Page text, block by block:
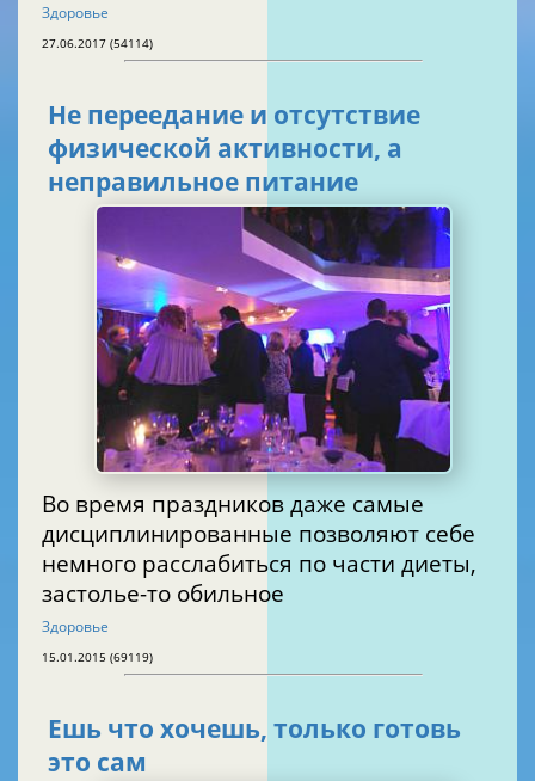
Здоровье
27.06.2017 (54114)
Не переедание и отсутствие
физической активности, а
неправильное питание
Во время праздников даже самые
дисциплинированные позволяют себе
немного расслабиться по части диеты,
застолье-то обильное
Здоровье
15.01.2015 (69119)
Ешь что хочешь, только готовь
это сам